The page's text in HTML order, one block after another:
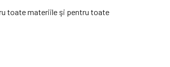
toate materiile şi pentru toate